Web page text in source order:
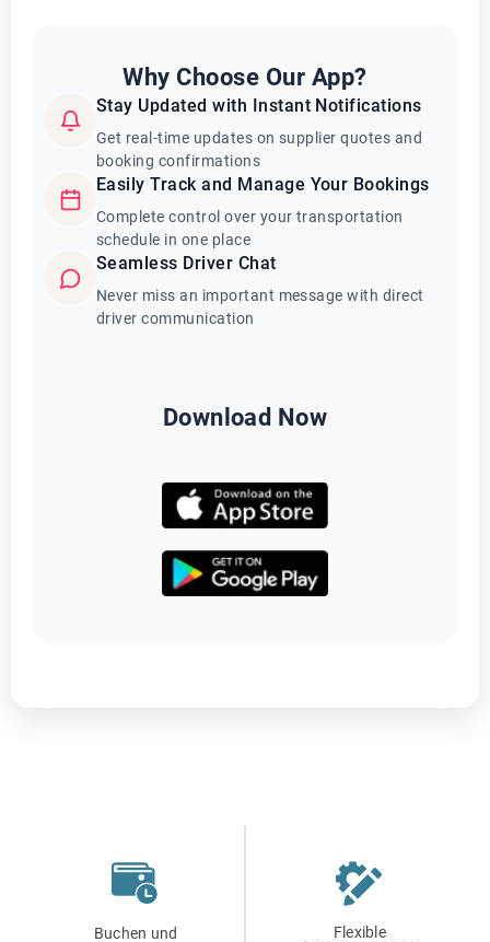
Why Choose Our App?
Stay Updated with Instant Notifications
Get real-time updates on supplier quotes and
booking confirmations
Easily Track and Manage Your Bookings
Complete control over your transportation
schedule in one place
Seamless Driver Chat
Never miss an important message with direct
driver communication
Download Now
Buchen und
Flexible